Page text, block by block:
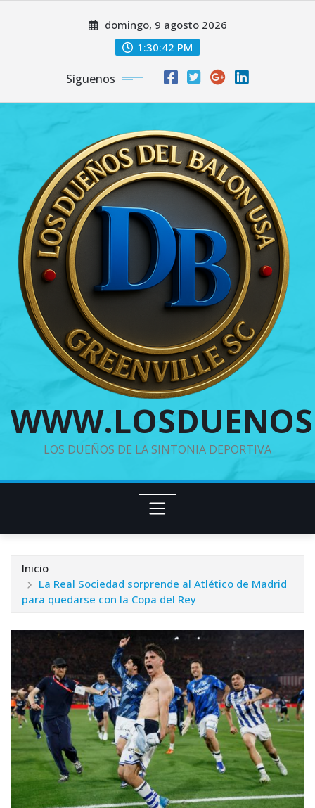
domingo, 9 agosto 2026
1:30:43 PM
Síguenos
LOS DUEÑOS DE LA SINTONIA DEPORTIVA
Inicio
La Real Sociedad sorprende al Atlético de Madrid
para quedarse con la Copa del Rey